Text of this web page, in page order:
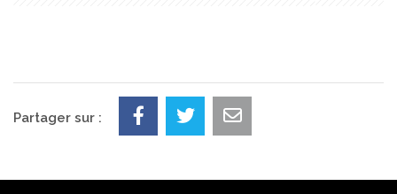
Partager sur :